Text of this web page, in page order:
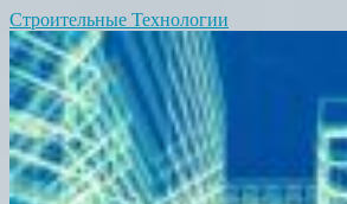
Строительные Технологии